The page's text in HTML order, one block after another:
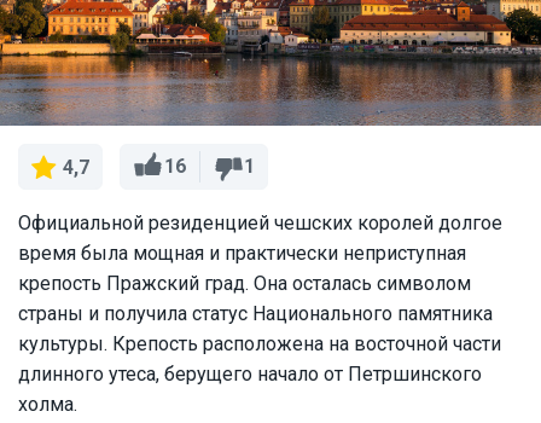
4,7 16 1
Официальной резиденцией чешских королей долгое
время была мощная и практически неприступная
крепость Пражский град. Она осталась символом
страны и получила статус Национального памятника
культуры. Крепость расположена на восточной части
длинного утеса, берущего начало от Петршинского
холма.